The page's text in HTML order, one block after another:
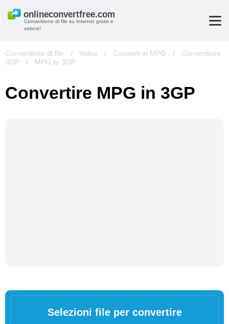
Conversione di file su Internet gratis e
veloce!
Convertitore di file / Video / Converti in MPG /
Convertitore
3GP
/ MPG to 3GP
Convertire MPG in 3GP
Selezioni file per convertire